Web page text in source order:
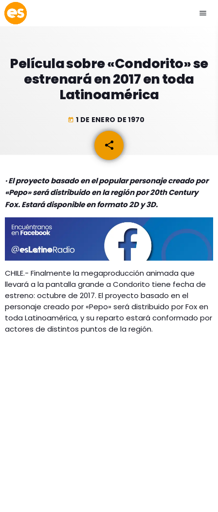
menu
play_arrow EMISIÓN LA PAZ
EMISIÓN COCHABAMBA
ACTUALIDAD
ESPECTÁCULOS
GEEKERS
MÚSICA
ENTRETENIMIENTO
PROGRAMACIÓN
INICIO
CONTACTO
Película sobre «Condorito» se
estrenará en 2017 en toda
Latinoamérica
today 1 DE ENERO DE 1970
share
email
· El proyecto basado en el popular personaje creado por
«Pepo» será distribuido en la región por 20th Century
Fox. Estará disponible en formato 2D y 3D.
CHILE.- Finalmente la megaproducción animada que
llevará a la pantalla grande a Condorito tiene fecha de
estreno: octubre de 2017. El proyecto basado en el
personaje creado por «Pepo» será distribuido por Fox en
toda Latinoamérica, y su reparto estará conformado por
actores de distintos puntos de la región.